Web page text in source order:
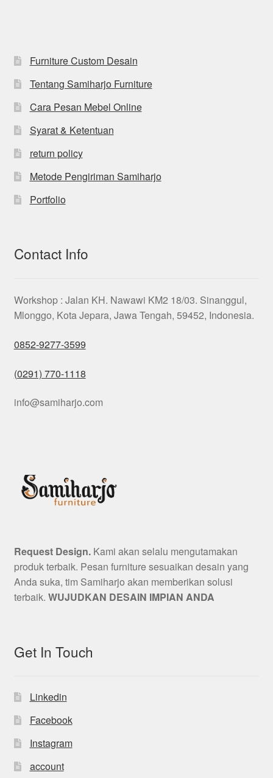
Furniture Custom Desain
Tentang Samiharjo Furniture
Cara Pesan Mebel Online
Syarat & Ketentuan
return policy
Metode Pengiriman Samiharjo
Portfolio
Contact Info
Workshop : Jalan KH. Nawawi KM2 18/03. Sinanggul,
Mlonggo, Kota Jepara, Jawa Tengah, 59452, Indonesia.
0852-9277-3599
(0291) 770-1118
info@samiharjo.com
Request Design.Kami akan selalu mengutamakan
produk terbaik. Pesan furniture sesuaikan desain yang
Anda suka, tim Samiharjo akan memberikan solusi
terbaik. WUJUDKAN DESAIN IMPIAN ANDA
Get In Touch
Linkedin
Facebook
Instagram
account